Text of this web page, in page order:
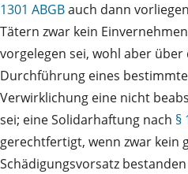
1301 ABGBauch dann
Tätern zwar kein
vorgelegen sei, wohl aber über
Durchführung eines
Verwirklichung eine nicht
sei; eine Solidarhaftung nach §
gerechtfertigt, wenn zwar kein
Schädigungsvorsatz